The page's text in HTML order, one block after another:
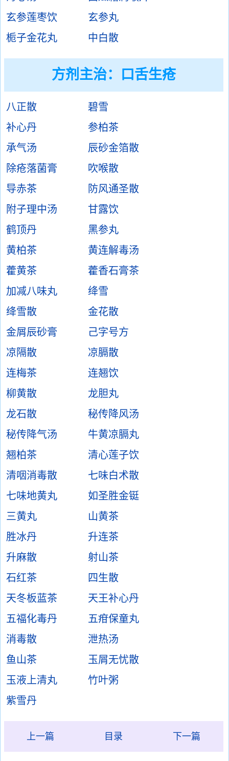
玄参莲枣饮
玄参丸
栀子金花丸
中白散
方剂主治： 口舌生疮
八正散
碧雪
补心丹
参柏茶
承气汤
辰砂金箔散
除疮落菌膏
吹喉散
导赤茶
防风通圣散
附子理中汤
甘露饮
鹤顶丹
黑参丸
黄柏茶
黄连解毒汤
藿黄茶
藿香石膏茶
加减八味丸
绛雪
绛雪散
金花散
金屑辰砂膏
己字号方
凉隔散
凉膈散
连梅茶
连翘饮
柳黄散
龙胆丸
龙石散
秘传降风汤
秘传降气汤
牛黄凉膈丸
翘柏茶
清心莲子饮
清咽消毒散
七味白术散
七味地黄丸
如圣胜金铤
三黄丸
山黄茶
胜冰丹
升连茶
升麻散
射山茶
石红茶
四生散
天冬板蓝茶
天王补心丹
五福化毒丹
五疳保童丸
消毒散
泄热汤
鱼山茶
玉屑无忧散
玉液上清丸
竹叶粥
紫雪丹
上一篇 目录 下一篇